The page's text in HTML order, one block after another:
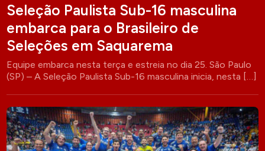
Seleção Paulista Sub-16 masculina
embarca para o Brasileiro de
Seleções em Saquarema
Equipe embarca nesta terça e estreia no dia 25. São Paulo
(SP) – A Seleção Paulista Sub-16 masculina inicia, nesta […]